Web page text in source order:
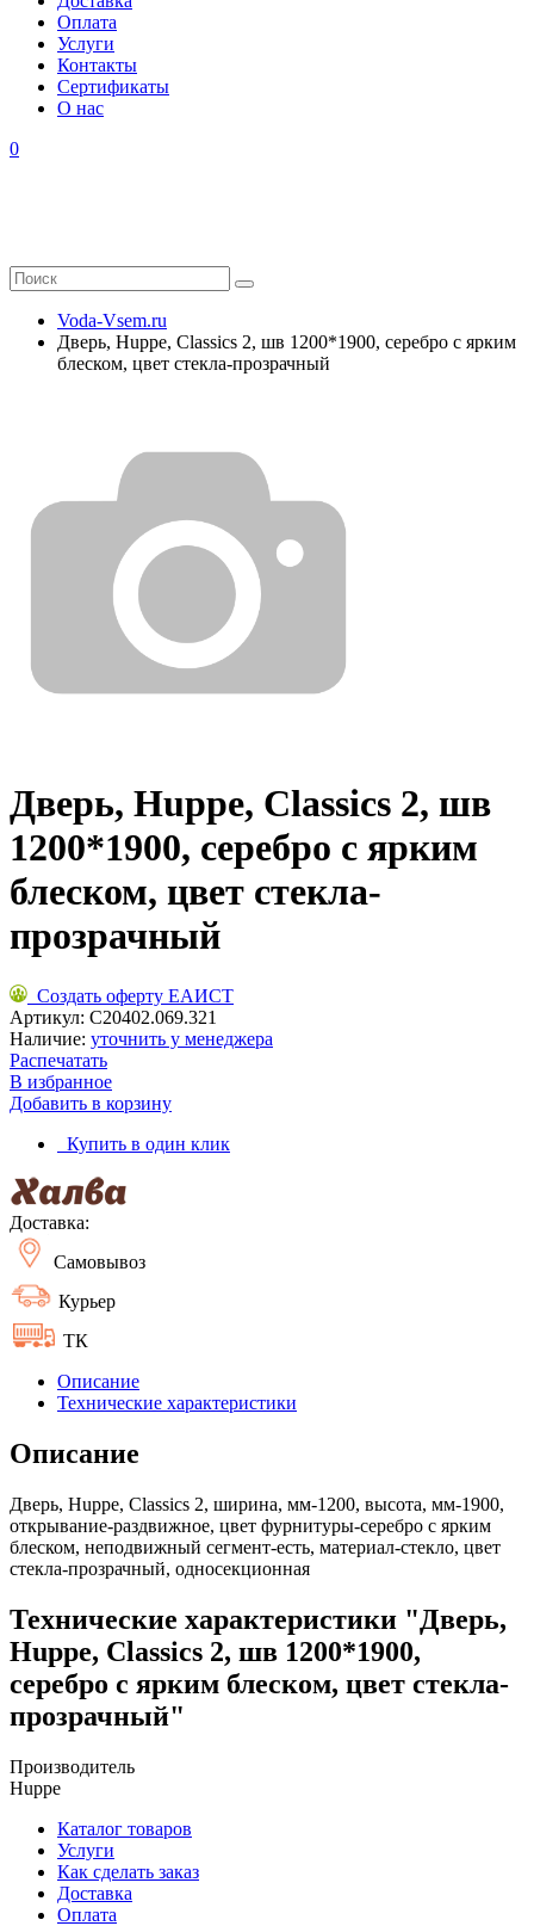
Оплата
Услуги
Контакты
Cертификаты
О нас
0
Voda-Vsem.ru
Дверь, Huppe, Classics 2, шв 1200*1900, серебро с ярким
блеском, цвет стекла-прозрачный
Дверь, Huppe, Classics 2, шв
1200*1900, серебро с ярким
блеском, цвет стекла-
прозрачный
Создать оферту ЕАИСТ
Артикул: C20402.069.321
Наличие: уточнить у менеджера
Распечатать
В избранное
Добавить в корзину
Купить в один клик
Доставка:
Самовывоз
Курьер
ТК
Описание
Технические характеристики
Описание
Дверь, Huppe, Classics 2, ширина, мм-1200, высота, мм-1900,
открывание-раздвижное, цвет фурнитуры-серебро с ярким
блеском, неподвижный сегмент-есть, материал-стекло, цвет
стекла-прозрачный, односекционная
Технические характеристики "Дверь,
Huppe, Classics 2, шв 1200*1900,
серебро с ярким блеском, цвет стекла-
прозрачный"
Производитель
Huppe
Каталог товаров
Услуги
Как сделать заказ
Доставка
Оплата